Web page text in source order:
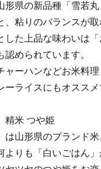
形県の新品種「雪若
、粘りのバランスが
した上品な味わいは
認められています。
ャーハンなどお米料
ーライスにもオススメ
精米 つや姫
は山形県のブランド
よりも「白いごはん